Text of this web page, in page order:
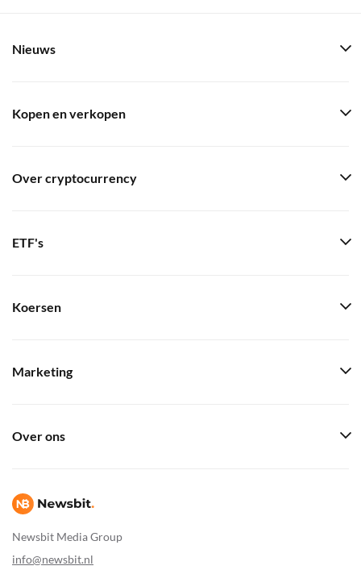
Newsbit Media Group
info@newsbit.nl
Nieuws
Kopen en verkopen
Over cryptocurrency
ETF's
Koersen
Marketing
Over ons